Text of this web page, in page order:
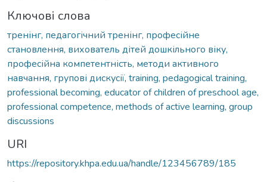
Ключові слова
тренінг, педагогічний тренінг, професійне
становлення, вихователь дітей дошкільного віку,
професійна компетентність, методи активного
навчання, групові дискусії, training, pedagogical training,
professional becoming, educator of children of preschool age,
professional competence, methods of active learning, group
discussions
URI
https://repository.khpa.edu.ua/handle/123456789/185